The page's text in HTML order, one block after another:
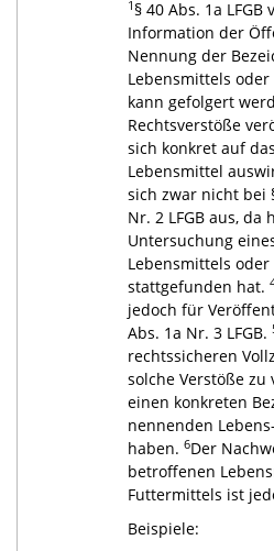
1 § 40 Abs. 1a
Information der
Nennung der
Lebensmittels
kann gefolgert
Rechtsverstöße
sich konkret auf
Lebensmittel
sich zwar nicht bei
Nr. 2 LFGB aus,
Untersuchung
Lebensmittels
stattgefunden hat.
jedoch für
Abs. 1a Nr. 3 LFGB.
rechtssicheren
solche Verstöße
einen konkreten
nennenden
haben. 6Der
betroffenen
Futtermittels ist
Beispiele: